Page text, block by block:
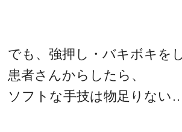
でも、強押し・バキボキを
患者さんからしたら、
ソフトな手技は物足りない